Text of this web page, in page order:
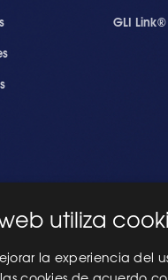
GLI Link®
utiliza
la experiencia del